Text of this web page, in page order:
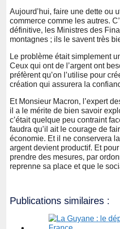
Aujourd’hui, faire une dette ou
commerce comme les autres.
définitive, les Ministres des
montagnes ; ils le savent très
Le problème était simplement
Ceux qui ont de l’argent ont
préfèrent qu’on l’utilise pour
création qui assurera la
Et Monsieur Macron, l’expert
il a le mérite de bien savoir
c’était quelque peu contraint
faudra qu’il ait le courage de
économie. Et il ne conservera
argent devient productif. Et
prendre des mesures, par
reprenne sa place et que le
Publications similaires :